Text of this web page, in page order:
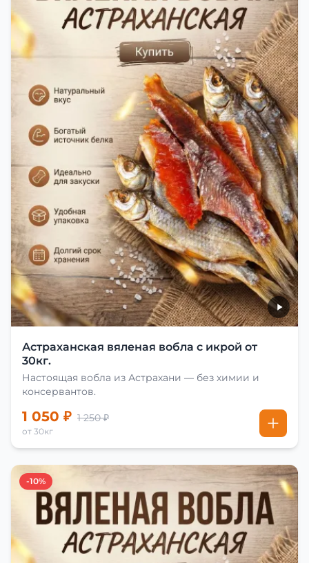
Астраханская вяленая вобла с икрой от
30кг.
Настоящая вобла из Астрахани — без химии и
консервантов.
1 050 ₽ 1 250 ₽
от 30кг
-10%